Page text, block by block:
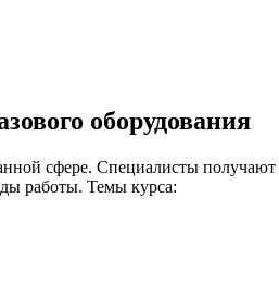
оборудования
сфере. Специалисты
работы. Темы курса: